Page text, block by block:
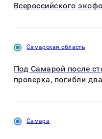
Всероссийского
Самарская область
Под Самарой после
проверка, погибли
Самара